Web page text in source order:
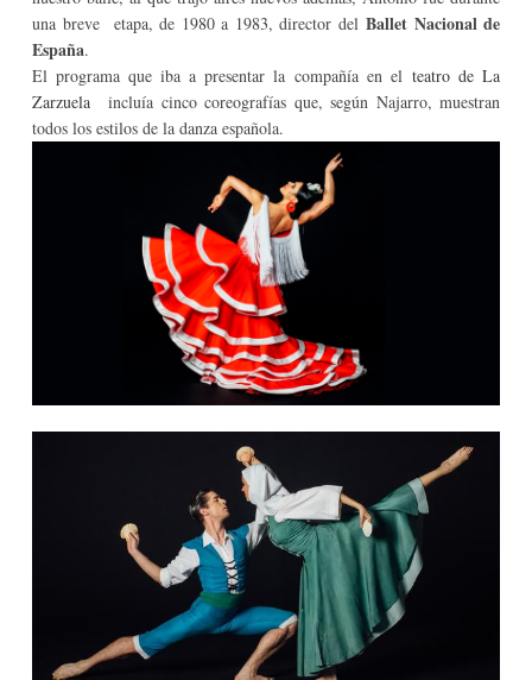
una breve etapa, de 1980 a 1983, director del Ballet Nacional de
España.
El programa que iba a presentar la compañía en el teatro de La
Zarzuela incluía cinco coreografías que, según Najarro, muestran
todos los estilos de la danza española.